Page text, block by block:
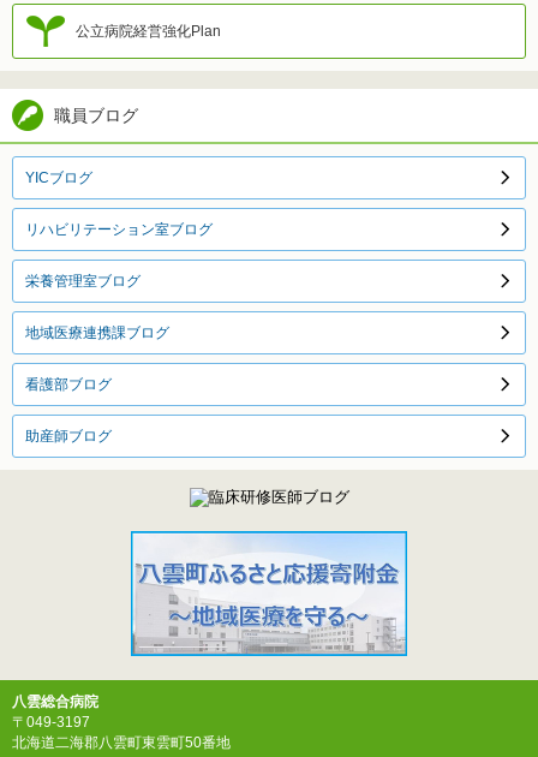
公立病院経営強化Plan
職員ブログ
YICブログ
リハビリテーション室ブログ
栄養管理室ブログ
地域医療連携課ブログ
看護部ブログ
助産師ブログ
八雲総合病院
〒049-3197
北海道二海郡八雲町東雲町50番地